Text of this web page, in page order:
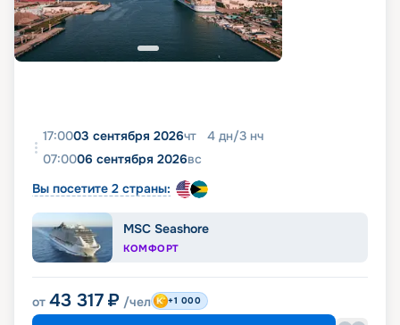
17:0003 сентября 2026чт 4 дн/3 нч
07:0006 сентября 2026вс
Вы посетите 2 страны:
MSC Seashore
КОМФОРТ
от 43 317 ₽ /чел +1 000